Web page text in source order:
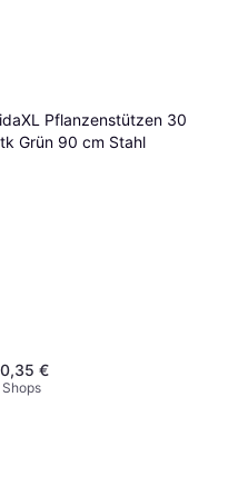
Pflanzenstützen 30
Grün 90 cm Stahl
€